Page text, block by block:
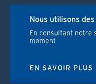
Route de
1070
+32 2 555 67
SOCIAL
Nous utilisons
En consultant notre
moment
EN SAVOIR PLUS